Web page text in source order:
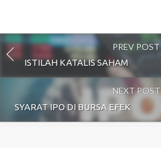
PREV POST
ISTILAH KATALIS SAHAM
NEXT POST
SYARAT IPO DI BURSA EFEK